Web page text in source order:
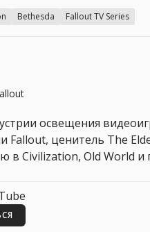
Bethesda Fallout TV Series
освещения
Fallout, ценитель The
в Civilization, Old World